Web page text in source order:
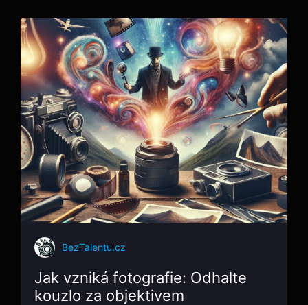
BezTalentu.cz
Jak vzniká fotografie: Odhalte
kouzlo za objektivem